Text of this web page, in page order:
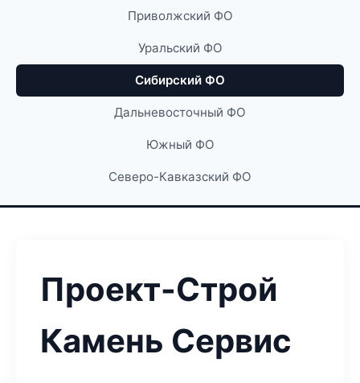
Приволжский ФО
Уральский ФО
Сибирский ФО
Дальневосточный ФО
Южный ФО
Северо-Кавказский ФО
Проект-Строй
Камень Сервис